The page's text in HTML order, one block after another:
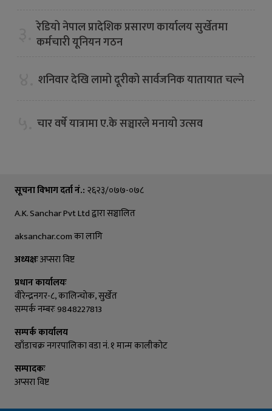
रेडियो नेपाल प्रादेशिक प्रसारण कार्यालय सुर्खेतमा
कर्मचारी यूनियन गठन
शनिवार देखि लामो दूरीको सार्वजनिक यातायात चल्ने
चार वर्षे यात्रामा ए.के सञ्चारले मनायो उत्सव
सूचना विभाग दर्ता नं.: २६२३/०७७-०७८
A.K. Sanchar Pvt Ltd द्वारा सञ्चालित
aksanchar.com का लागि
अध्यक्षःअप्सरा विष्ट
प्रधान कार्यालयः
वीरेन्द्रनगर-८, कालिन्चाेक, सुर्खेत
सम्पर्क नम्बरः 9848227813
सम्पर्क कार्यालय
खाँडाचक्र नगरपालिका वडा नं. १ मान्म कालीकाेट
सम्पादकः
अप्सरा विष्ट